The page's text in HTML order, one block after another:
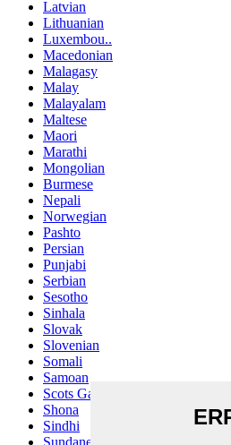
Latvian
Lithuanian
Luxembou..
Macedonian
Malagasy
Malay
Malayalam
Maltese
Maori
Marathi
Mongolian
Burmese
Nepali
Norwegian
Pashto
Persian
Punjabi
Serbian
Sesotho
Sinhala
Slovak
Slovenian
Somali
Samoan
Scots Gaelic
Shona
Sindhi